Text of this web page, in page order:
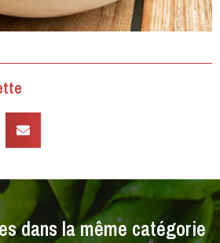
dans la même catégorie